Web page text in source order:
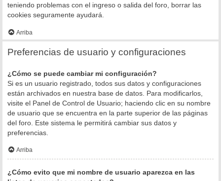
teniendo problemas con el ingreso o salida del foro, borrar las
cookies seguramente ayudará.
Arriba
Preferencias de usuario y configuraciones
¿Cómo se puede cambiar mi configuración?
Si es un usuario registrado, todos sus datos y configuraciones
están archivados en nuestra base de datos. Para modificarlos,
visite el Panel de Control de Usuario; haciendo clic en su nombre
de usuario que se encuentra en la parte superior de las páginas
del foro. Este sistema le permitirá cambiar sus datos y
preferencias.
Arriba
¿Cómo evito que mi nombre de usuario aparezca en las